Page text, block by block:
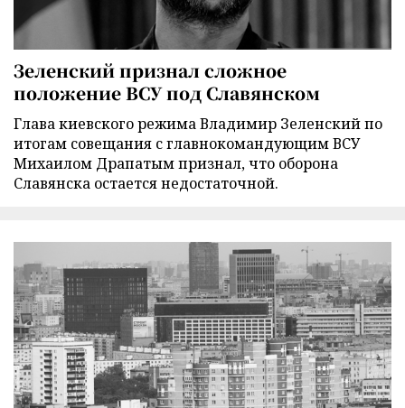
Зеленский признал сложное
положение ВСУ под Славянском
Глава киевского режима Владимир Зеленский по
итогам совещания с главнокомандующим ВСУ
Михаилом Драпатым признал, что оборона
Славянска остается недостаточной.